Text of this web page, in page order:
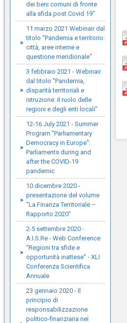
dei beni comuni di fronte
alla sfida post Covid 19"
11 marzo 2021 Webinair dal
titolo "Pandemia e territorio:
città, aree interne e
questione meridionale"
3 febbraio 2021 - Webinair
dal titolo "Pandemia,
disparità territoriali e
istruzione: il ruolo delle
regioni e degli enti locali"
12-16 July 2021 - Summer
Program "Parliamentary
Democracy in Europe":
Parliaments during and
after the COVID-19
pandemic
10 dicembre 2020 -
presentazione del volume
"La Finanza Territoriale –
Rapporto 2020"
2-5 settembre 2020 -
A.I.S.Re - Web Conference
“Regioni tra sfide e
opportunità inattese” - XLI
Conferenza Scientifica
Annuale
23 gennaio 2020 - Il
principio di
responsabilizzazione
politico-finanziaria nei